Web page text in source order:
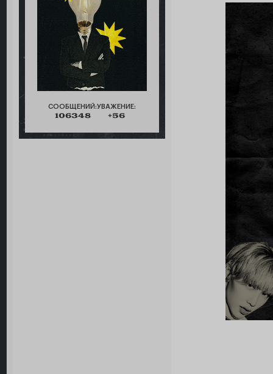
СООБЩЕНИЙ:
106348
УВАЖЕНИЕ:
+56